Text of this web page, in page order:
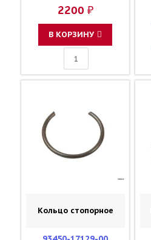
2200 ₽
В КОРЗИНУ
Кольцо стопорное